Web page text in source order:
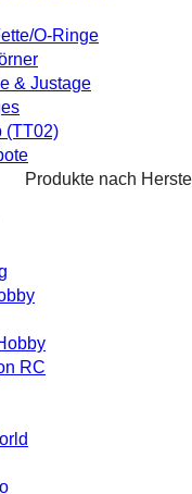
O-Ringe
& Justage
(TT02)
Produkte nach
RC